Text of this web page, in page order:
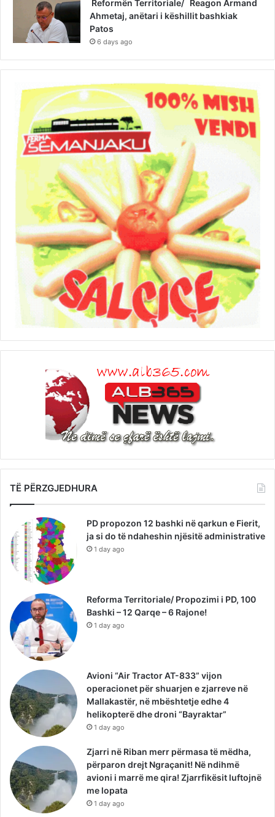
Reformën Territoriale/ Reagon Armand
Ahmetaj, anëtari i këshillit bashkiak
Patos
6 days ago
TË PËRZGJEDHURA
PD propozon 12 bashki në qarkun e Fierit,
ja si do të ndaheshin njësitë administrative
1 day ago
Reforma Territoriale/ Propozimi i PD, 100
Bashki – 12 Qarqe – 6 Rajone!
1 day ago
Avioni “Air Tractor AT-833” vijon
operacionet për shuarjen e zjarreve në
Mallakastër, në mbështetje edhe 4
helikopterë dhe droni “Bayraktar”
1 day ago
Zjarri në Riban merr përmasa të mëdha,
përparon drejt Ngraçanit! Në ndihmë
avioni i marrë me qira! Zjarrfikësit luftojnë
me lopata
1 day ago